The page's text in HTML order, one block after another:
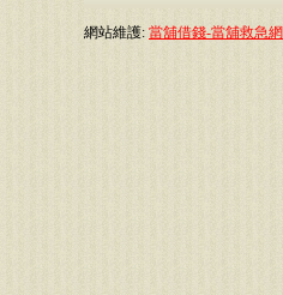
網站維護: 當舖借錢-當舖救急網